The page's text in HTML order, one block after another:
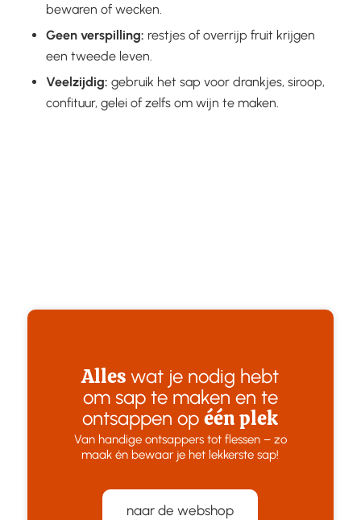
bewaren of wecken.
Geen verspilling: restjes of overrijp fruit krijgen
een tweede leven.
Veelzijdig: gebruik het sap voor drankjes, siroop,
confituur, gelei of zelfs om wijn te maken.
Alles wat je nodig hebt
om sap te maken en te
ontsappen opéén plek
Van handige ontsappers tot flessen – zo
maak én bewaar je het lekkerste sap!
naar de webshop